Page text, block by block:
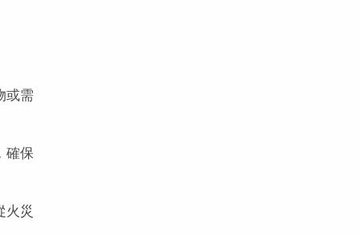
或需
確保
火災